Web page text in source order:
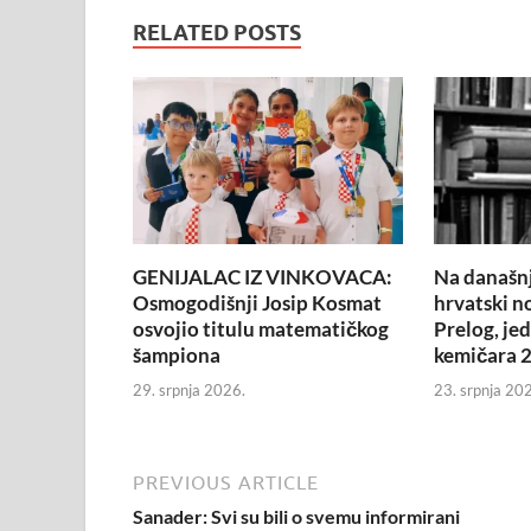
RELATED POSTS
GENIJALAC IZ VINKOVACA:
Osmogodišnji Josip Kosmat
osvojio titulu matematičkog
šampiona
29. srpnja 2026.
Na
hrvatski
Prelog,
kemičara
23. srpnja
PREVIOUS ARTICLE
Sanader: Svi su bili o svemu informirani